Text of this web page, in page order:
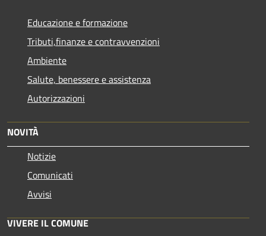
Educazione e formazione
Tributi,finanze e contravvenzioni
Ambiente
Salute, benessere e assistenza
Autorizzazioni
NOVITÀ
Notizie
Comunicati
Avvisi
VIVERE IL COMUNE